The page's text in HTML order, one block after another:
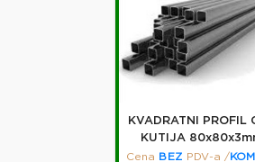
KVADRATNI PROFIL
KUTIJA
Cena
BEZ PDV-a / KOM